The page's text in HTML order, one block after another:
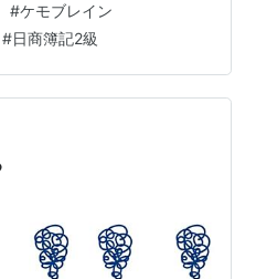
これでよしと玄関に鍵を掛
オルを持っていないことに
った。 最近こういうことが
り始めてヘルメットをかぶ
違いして目的地を通り過
…
#ケモブレイン
#日商簿記2級